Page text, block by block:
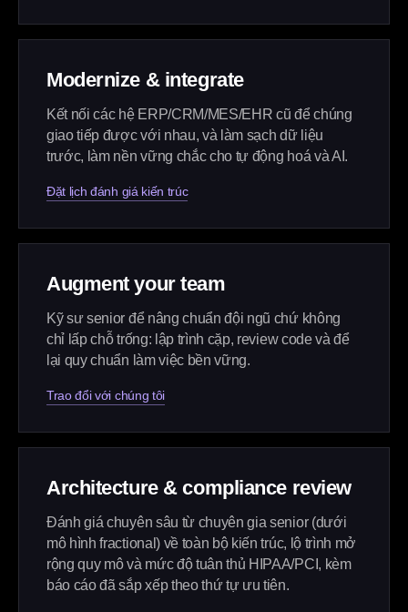
Modernize & integrate
Kết nối các hệ ERP/CRM/MES/EHR cũ để chúng
giao tiếp được với nhau, và làm sạch dữ liệu
trước, làm nền vững chắc cho tự động hoá và AI.
Đặt lịch đánh giá kiến trúc
Augment your team
Kỹ sư senior để nâng chuẩn đội ngũ chứ không
chỉ lấp chỗ trống: lập trình cặp, review code và để
lại quy chuẩn làm việc bền vững.
Trao đổi với chúng tôi
Architecture & compliance review
Đánh giá chuyên sâu từ chuyên gia senior (dưới
mô hình fractional) về toàn bộ kiến trúc, lộ trình mở
rộng quy mô và mức độ tuân thủ HIPAA/PCI, kèm
báo cáo đã sắp xếp theo thứ tự ưu tiên.